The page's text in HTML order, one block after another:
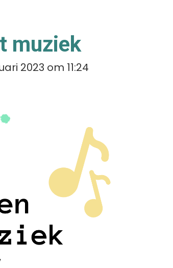
muziek
2023 om 11:24